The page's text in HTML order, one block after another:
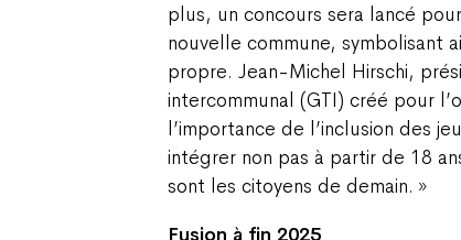
plus, un concours sera lancé
nouvelle commune, symbolisant
propre. Jean-Michel Hirschi,
intercommunal (GTI) créé pour
l’importance de l’inclusion des
intégrer non pas à partir de 18
sont les citoyens de demain. »
Fusion à fin 2025